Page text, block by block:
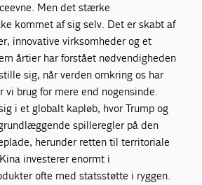
Men det stærke
kommet af sig selv. Det er skabt af
innovative virksomheder og et
årtier har forstået nødvendigheden
sig, når verden omkring os har
brug for mere end nogensinde.
i et globalt kapløb, hvor Trump og
spilleregler på den
herunder retten til territoriale
investerer enormt i
ofte med statsstøtte i ryggen.